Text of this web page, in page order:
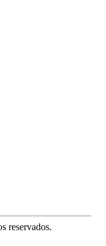
reservados.